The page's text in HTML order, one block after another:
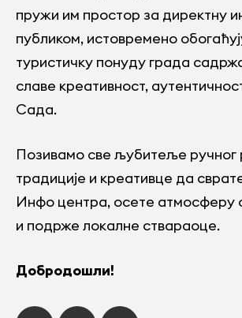
пружи им простор за директну
публиком, истовремено
туристичку понуду града
славе креативност,
Сада.
Позивамо све љубитеље ручног
традиције и креативце да
Инфо центра, осете атмосферу
и подрже локалне ствараоце.
Добродошли!